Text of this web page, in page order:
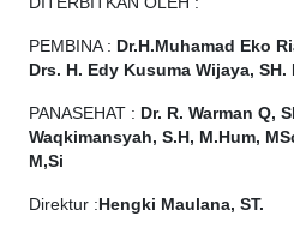
PEMBINA : Dr.H.Muhamad Eko
Drs. H. Edy Kusuma Wijaya, SH.
PANASEHAT : Dr. R. Warman Q,
Waqkimansyah, S.H, M.Hum,
M,Si
Direktur : Hengki Maulana, ST.